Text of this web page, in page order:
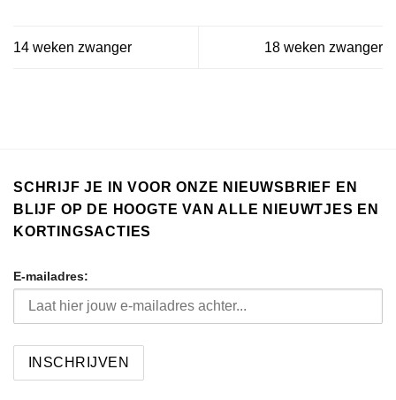
14 weken zwanger 18 weken zwanger
SCHRIJF JE IN VOOR ONZE NIEUWSBRIEF EN
BLIJF OP DE HOOGTE VAN ALLE NIEUWTJES EN
KORTINGSACTIES
E-mailadres: